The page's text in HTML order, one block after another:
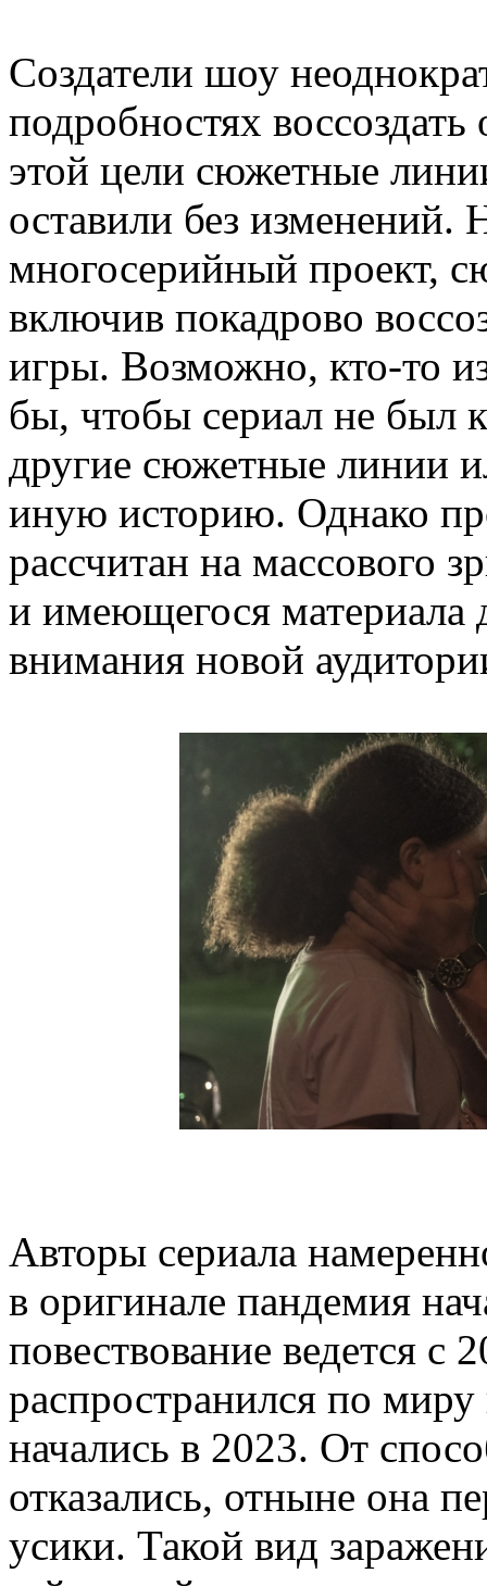
Создатели шоу
подробностях
этой цели сюжетные
оставили без изменений.
многосерийный проект,
включив покадрово
игры. Возможно, кто-то
бы, чтобы сериал не был
другие сюжетные линии
иную историю. Однако
рассчитан на массового
и имеющегося материала
внимания новой
Авторы сериала
в оригинале пандемия
повествование ведется с
распространился по
начались в 2023. От
отказались, отныне она
усики. Такой вид